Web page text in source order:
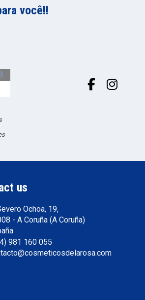
você!!
us
Ochoa, 19,
- A Coruña (A Coruña)
981 160 055